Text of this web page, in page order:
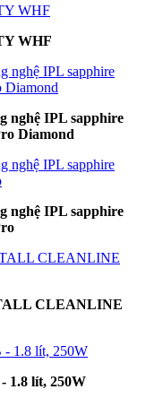
WHF
nghệ IPL sapphire
Diamond
nghệ IPL sapphire
CLEANLINE
1.8 lít, 250W